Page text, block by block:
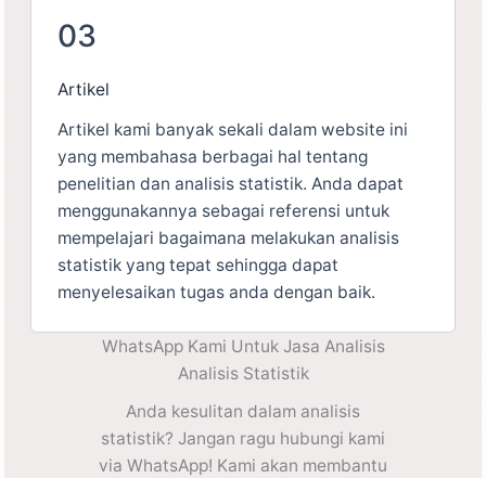
03
Artikel
Artikel kami banyak sekali dalam website ini
yang membahasa berbagai hal tentang
penelitian dan analisis statistik. Anda dapat
menggunakannya sebagai referensi untuk
mempelajari bagaimana melakukan analisis
statistik yang tepat sehingga dapat
menyelesaikan tugas anda dengan baik.
WhatsApp Kami Untuk Jasa Analisis
Analisis Statistik
Anda kesulitan dalam analisis
statistik? Jangan ragu hubungi kami
via WhatsApp! Kami akan membantu